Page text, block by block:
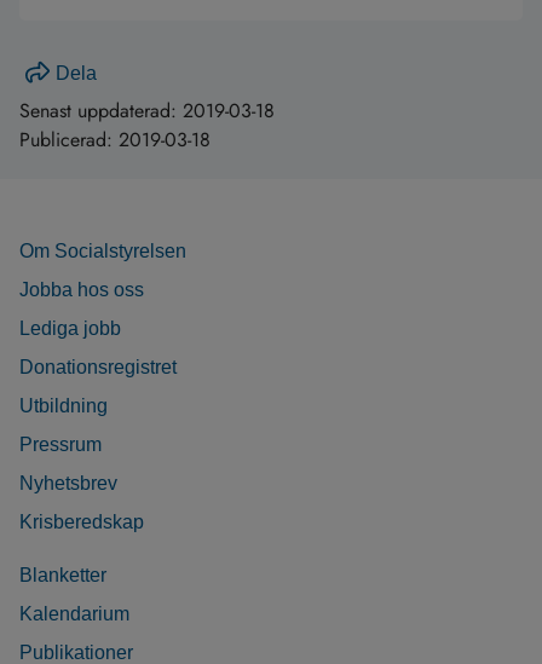
Dela
Senast uppdaterad: 2019-03-18
Publicerad: 2019-03-18
Om Socialstyrelsen
Jobba hos oss
Lediga jobb
Donationsregistret
Utbildning
Pressrum
Nyhetsbrev
Krisberedskap
Blanketter
Kalendarium
Publikationer